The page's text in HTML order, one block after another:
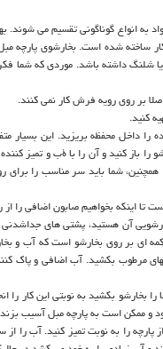
به انواع گوناگونی تقسیم می
ساخته شده است. بخارشوی پارچه
داشته باشد. موردی که شما
بر روی رویه فرش کار نمی کنند.
کنید.
را داخل محفظه بریزید. این بسیار
کنید و آن را با ۀب و تمیز کننده
شما باید سر مناسب را
اینکه بخواهیم صابون اضافی را از
آن هستید، پشتی های جداشدنی
ای بر روی بخارشو است که آب و
بکشید. آب اضافی و پاک
بکشید به نوبتی این کار را
و ممکن است به پارچه مبل آسیب
را به نوبت تمیز کنید. آب را